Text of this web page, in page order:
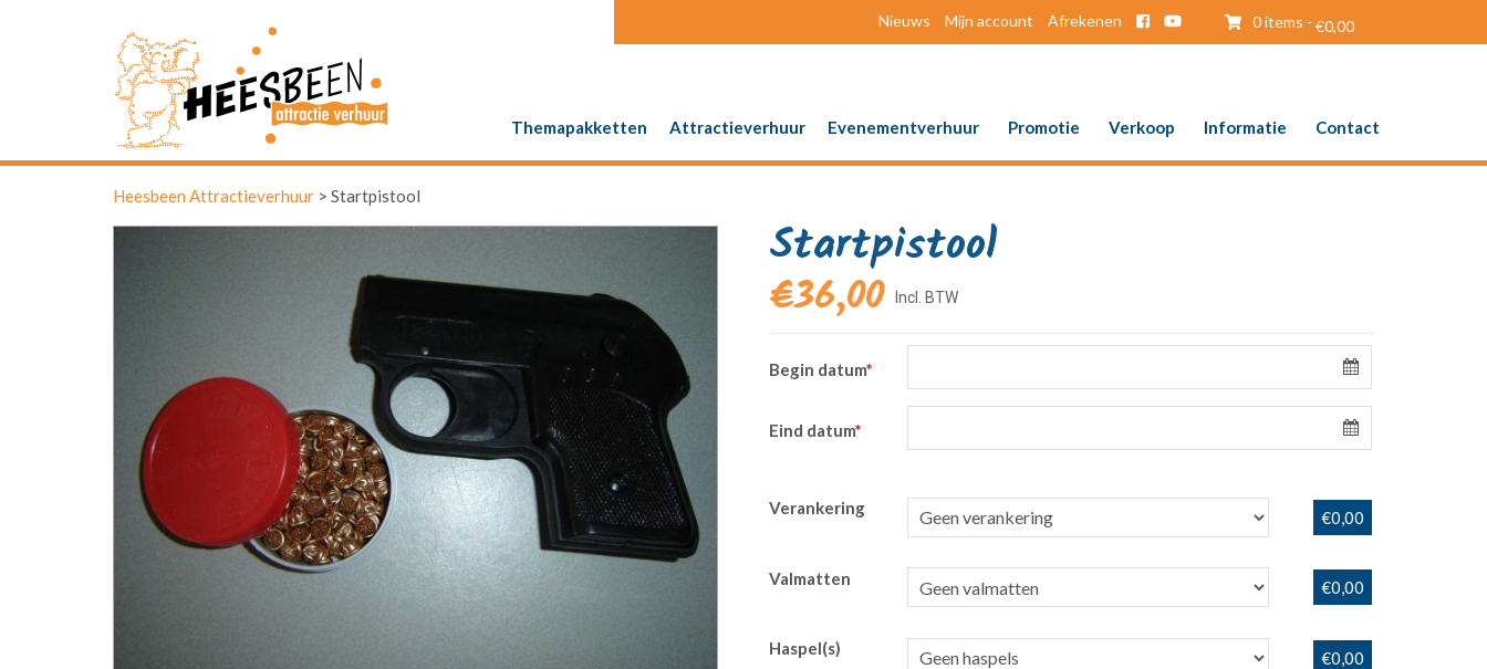
0 items - €0,00
Nieuws Mijn account Afrekenen
Themapakketten Attractieverhuur Evenementverhuur Promotie Verkoop Informatie Contact
Heesbeen Attractieverhuur > Startpistool
Startpistool
€36,00
Begin datum*
Eind datum*
Verankering €0,00
Valmatten €0,00
Haspel(s) €0,00